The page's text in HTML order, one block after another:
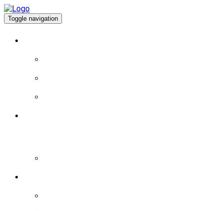
Toggle navigation